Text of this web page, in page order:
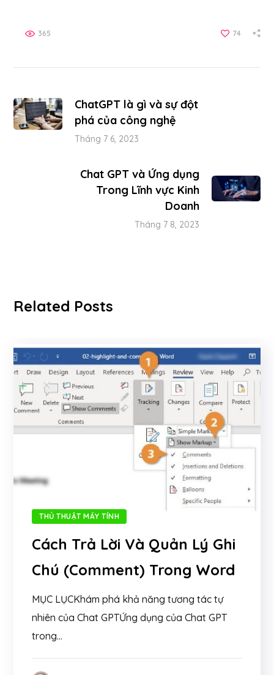
74
365
ChatGPT là gì và sự đột
phá của công nghệ
Tháng 7 6, 2023
Chat GPT và Ứng dụng
Trong Lĩnh vực Kinh
Doanh
Tháng 7 8, 2023
Related Posts
THỦ THUẬT MÁY TÍNH
Cách Trả Lời Và Quản Lý Ghi
Chú (Comment) Trong Word
MỤC LỤCKhám phá khả năng tương tác tự
nhiên của Chat GPTỨng dụng của Chat GPT
trong...